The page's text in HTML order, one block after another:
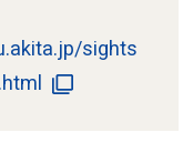
sights